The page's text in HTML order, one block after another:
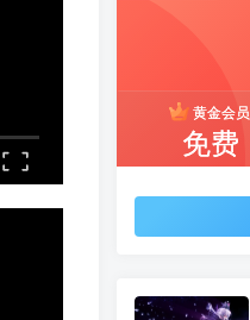
黄金会员
免费